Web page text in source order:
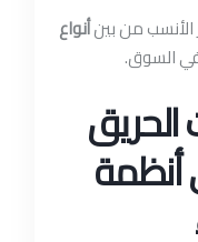
من بينأنواع
السوق.
الحريق